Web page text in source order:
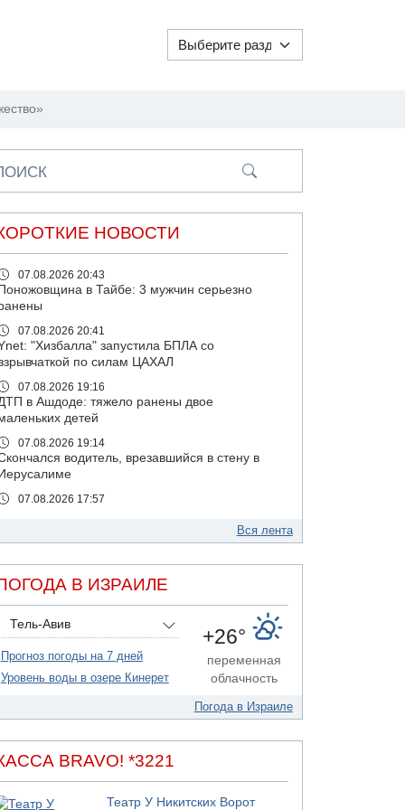
НОВОСТИ
07.08.2026 20:43
Поножовщина в Тайбе: 3 мужчин серьезно
07.08.2026 20:41
"Хизбалла" запустила БПЛА со
по силам ЦАХАЛ
07.08.2026 19:16
в Ашдоде: тяжело ранены двое
детей
07.08.2026 19:14
водитель, врезавшийся в стену в
Иерусалиме
07.08.2026 17:57
подозреваемого в коррупционных
с Йоавом Элиаси
07.08.2026 17:51
БАГАЦ отказался заморозить лишение
налоговых льгот для уклонистов-харедим
07.08.2026 17:48
В Иерусалиме водитель врезался в забор и
07.08.2026 13:47
армия сообщила о ранении
Вся лента
В ИЗРАИЛЕ
Тель-Авив
Прогноз погоды на 7 дней
Уровень воды в озере Кинерет
+26°
переменная
облачность
Погода в Израиле
BRAVO! *3221
Театр У Никитских Ворот